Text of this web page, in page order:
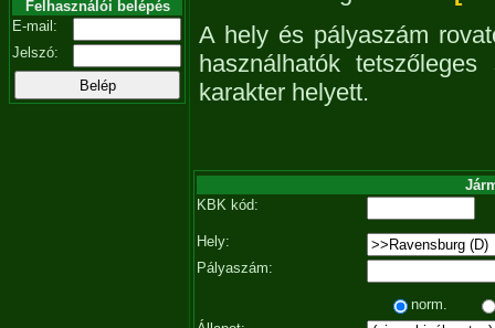
Felhasználói belépés
E-mail:
Jelszó:
A hely és pályaszám
használhatók
karakter helyett.
KBK kód:
Hely:
Pályaszám:
norm.